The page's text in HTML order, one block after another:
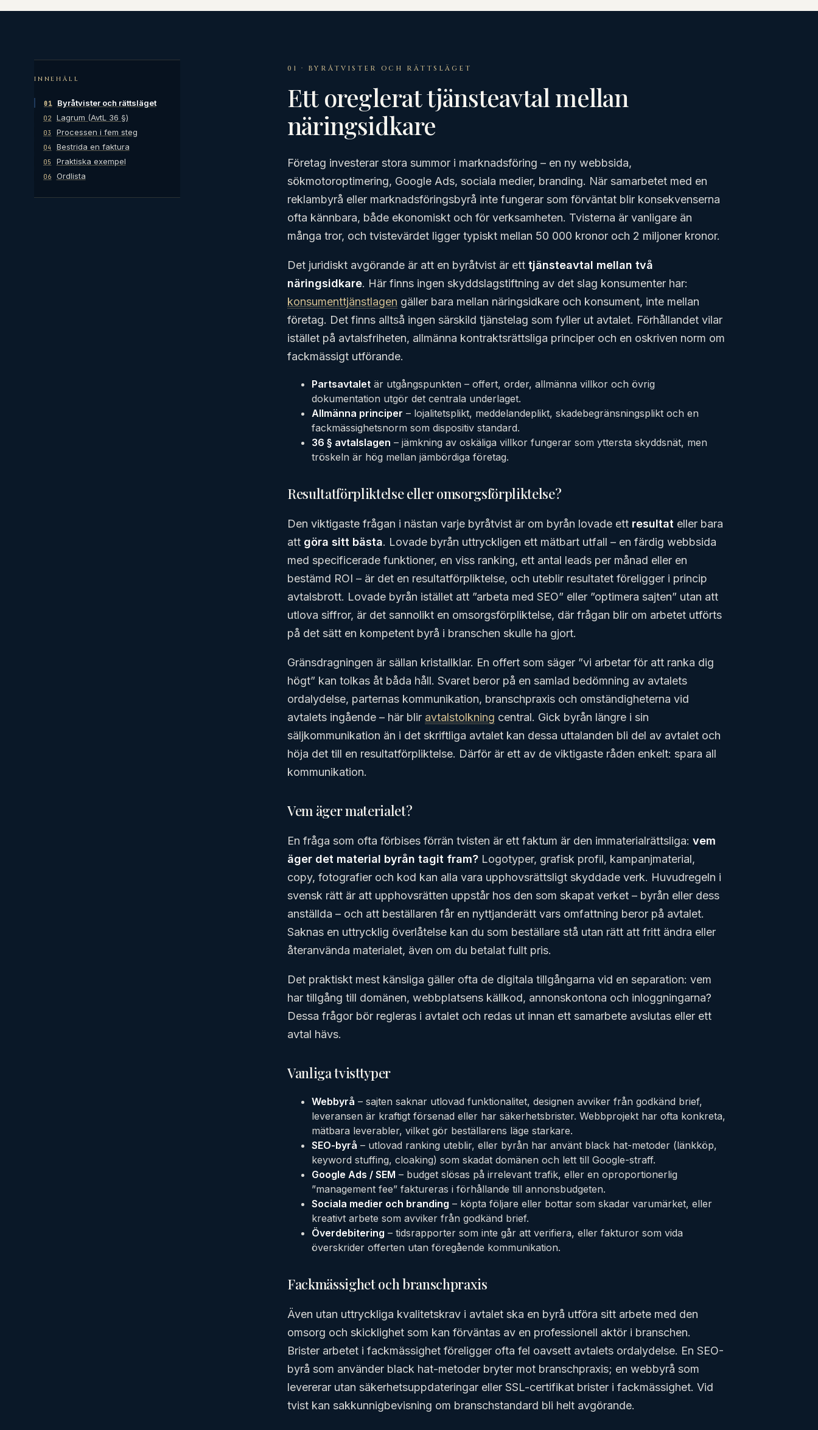
INNEHÅLL
01 Byråtvister och rättsläget
02 Lagrum (AvtL 36 §)
03 Processen i fem steg
04 Bestrida en faktura
05 Praktiska exempel
06 Ordlista
01 · BYRÅTVISTER OCH RÄTTSLÄGET
Ett oreglerat tjänsteavtal mellan
näringsidkare
Företag investerar stora summor i marknadsföring – en ny webbsida,
sökmotoroptimering, Google Ads, sociala medier, branding. När samarbetet med en
reklambyrå eller marknadsföringsbyrå inte fungerar som förväntat blir konsekvenserna
ofta kännbara, både ekonomiskt och för verksamheten. Tvisterna är vanligare än
många tror, och tvistevärdet ligger typiskt mellan 50 000 kronor och 2 miljoner kronor.
Det juridiskt avgörande är att en byråtvist är ett tjänsteavtal mellan två
näringsidkare. Här finns ingen skyddslagstiftning av det slag konsumenter har:
konsumenttjänstlagen gäller bara mellan näringsidkare och konsument, inte mellan
företag. Det finns alltså ingen särskild tjänstelag som fyller ut avtalet. Förhållandet vilar
istället på avtalsfriheten, allmänna kontraktsrättsliga principer och en oskriven norm om
fackmässigt utförande.
Partsavtalet är utgångspunkten – offert, order, allmänna villkor och övrig
dokumentation utgör det centrala underlaget.
Allmänna principer – lojalitetsplikt, meddelandeplikt, skadebegränsningsplikt och en
fackmässighetsnorm som dispositiv standard.
36 § avtalslagen – jämkning av oskäliga villkor fungerar som yttersta skyddsnät, men
tröskeln är hög mellan jämbördiga företag.
Resultatförpliktelse eller omsorgsförpliktelse?
Den viktigaste frågan i nästan varje byråtvist är om byrån lovade ett resultat eller bara
att göra sitt bästa. Lovade byrån uttryckligen ett mätbart utfall – en färdig webbsida
med specificerade funktioner, en viss ranking, ett antal leads per månad eller en
bestämd ROI – är det en resultatförpliktelse, och uteblir resultatet föreligger i princip
avtalsbrott. Lovade byrån istället att ”arbeta med SEO” eller ”optimera sajten” utan att
utlova siffror, är det sannolikt en omsorgsförpliktelse, där frågan blir om arbetet utförts
på det sätt en kompetent byrå i branschen skulle ha gjort.
Gränsdragningen är sällan kristallklar. En offert som säger ”vi arbetar för att ranka dig
högt” kan tolkas åt båda håll. Svaret beror på en samlad bedömning av avtalets
ordalydelse, parternas kommunikation, branschpraxis och omständigheterna vid
avtalets ingående – här blir avtalstolkning central. Gick byrån längre i sin
säljkommunikation än i det skriftliga avtalet kan dessa uttalanden bli del av avtalet och
höja det till en resultatförpliktelse. Därför är ett av de viktigaste råden enkelt: spara all
kommunikation.
Vem äger materialet?
En fråga som ofta förbises förrän tvisten är ett faktum är den immaterialrättsliga: vem
äger det material byrån tagit fram? Logotyper, grafisk profil, kampanjmaterial,
copy, fotografier och kod kan alla vara upphovsrättsligt skyddade verk. Huvudregeln i
svensk rätt är att upphovsrätten uppstår hos den som skapat verket – byrån eller dess
anställda – och att beställaren får en nyttjanderätt vars omfattning beror på avtalet.
Saknas en uttrycklig överlåtelse kan du som beställare stå utan rätt att fritt ändra eller
återanvända materialet, även om du betalat fullt pris.
Det praktiskt mest känsliga gäller ofta de digitala tillgångarna vid en separation: vem
har tillgång till domänen, webbplatsens källkod, annonskontona och inloggningarna?
Dessa frågor bör regleras i avtalet och redas ut innan ett samarbete avslutas eller ett
avtal hävs.
Vanliga tvisttyper
Webbyrå – sajten saknar utlovad funktionalitet, designen avviker från godkänd brief,
leveransen är kraftigt försenad eller har säkerhetsbrister. Webbprojekt har ofta konkreta,
mätbara leverabler, vilket gör beställarens läge starkare.
SEO-byrå – utlovad ranking uteblir, eller byrån har använt black hat-metoder (länkköp,
keyword stuffing, cloaking) som skadat domänen och lett till Google-straff.
Google Ads / SEM – budget slösas på irrelevant trafik, eller en oproportionerlig
”management fee” faktureras i förhållande till annonsbudgeten.
Sociala medier och branding – köpta följare eller bottar som skadar varumärket, eller
kreativt arbete som avviker från godkänd brief.
Överdebitering – tidsrapporter som inte går att verifiera, eller fakturor som vida
överskrider offerten utan föregående kommunikation.
Fackmässighet och branschpraxis
Även utan uttryckliga kvalitetskrav i avtalet ska en byrå utföra sitt arbete med den
omsorg och skicklighet som kan förväntas av en professionell aktör i branschen.
Brister arbetet i fackmässighet föreligger ofta fel oavsett avtalets ordalydelse. En SEO-
byrå som använder black hat-metoder bryter mot branschpraxis; en webbyrå som
levererar utan säkerhetsuppdateringar eller SSL-certifikat brister i fackmässighet. Vid
tvist kan sakkunnigbevisning om branschstandard bli helt avgörande.